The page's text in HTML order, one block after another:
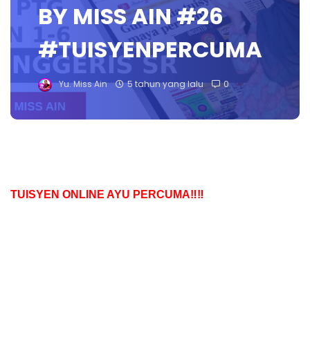
BY MISS AIN #26
#TUISYENPERCUMA
Yu. Miss Ain 5 tahun yang lalu 0
TUISYEN ONLINE AYU PERCUMA‼️‼️